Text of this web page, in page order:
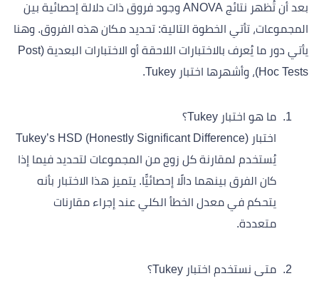
بعد أن تُظهر نتائج ANOVA وجود فروق ذات دلالة إحصائية بين
المجموعات، تأتي الخطوة التالية: تحديد مكان هذه الفروق. وهنا
يأتي دور ما يُعرف بالاختبارات اللاحقة أو الاختبارات البعدية (Post
Hoc Tests)، وأشهرها اختبار Tukey.
ما هو اختبار Tukey؟
اختبار Tukey’s HSD (Honestly Significant Difference)
يُستخدم لمقارنة كل زوج من المجموعات لتحديد فيما إذا
كان الفرق بينهما دالًا إحصائيًّا. يتميز هذا الاختبار بأنه
يتحكم في معدل الخطأ الكلي عند إجراء مقارنات
متعددة.
متى نستخدم اختبار Tukey؟